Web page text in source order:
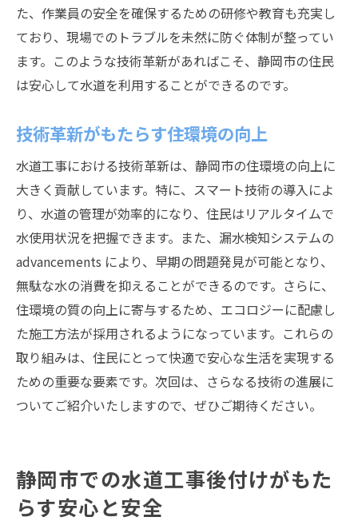
た、作業員の安全を確保するための研修や教育も充実し
ており、現場でのトラブルを未然に防ぐ体制が整ってい
ます。このような技術革新があればこそ、静岡市の住民
は安心して水道を利用することができるのです。
技術革新がもたらす住環境の向上
水道工事における技術革新は、静岡市の住環境の向上に
大きく貢献しています。特に、スマート技術の導入によ
り、水道の管理が効率的になり、住民はリアルタイムで
水使用状況を把握できます。また、漏水検知システムの
advancements により、早期の問題発見が可能となり、
無駄な水の消費を抑えることができるのです。さらに、
住環境の質の向上に寄与するため、エコロジーに配慮し
た施工方法が採用されるようになっています。これらの
取り組みは、住民にとって快適で安心な生活を実現する
ための重要な要素です。次回は、さらなる技術の進展に
ついてご紹介いたしますので、ぜひご期待ください。
静岡市での水道工事後付けがもた
らす安心と安全